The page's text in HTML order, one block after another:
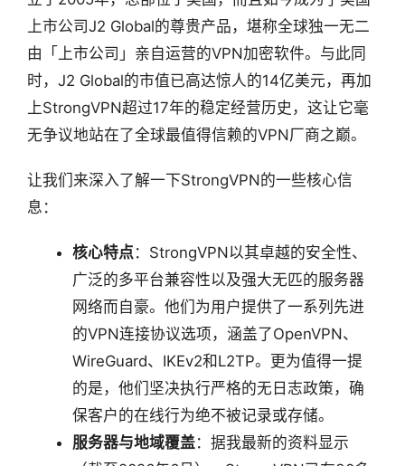
上市公司J2 Global的尊贵产品，堪称全球独一无二
由「上市公司」亲自运营的VPN加密软件。与此同
时，J2 Global的市值已高达惊人的14亿美元，再加
上StrongVPN超过17年的稳定经营历史，这让它毫
无争议地站在了全球最值得信赖的VPN厂商之巅。
让我们来深入了解一下StrongVPN的一些核心信
息：
核心特点 ：StrongVPN以其卓越的安全性、
广泛的多平台兼容性以及强大无匹的服务器
网络而自豪。他们为用户提供了一系列先进
的VPN连接协议选项，涵盖了OpenVPN、
WireGuard、IKEv2和L2TP。更为值得一提
的是，他们坚决执行严格的无日志政策，确
保客户的在线行为绝不被记录或存储。
服务器与地域覆盖：据我最新的资料显示